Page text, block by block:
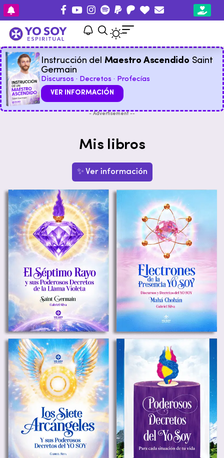
Instrucción del Maestro Ascendido Saint
Germain
Discursos · Decretos · Profecías
VER INFORMACIÓN
- Advertisement --
Mis libros
✨ Ver información